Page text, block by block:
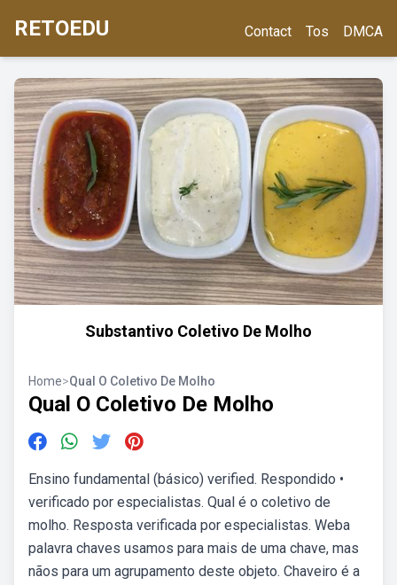
RETOEDU Contact Tos DMCA
Substantivo Coletivo De Molho
Home>Qual O Coletivo De Molho
Qual O Coletivo De Molho
Ensino fundamental (básico) verified. Respondido •
verificado por especialistas. Qual é o coletivo de
molho. Resposta verificada por especialistas. Weba
palavra chaves usamos para mais de uma chave, mas
nãos para um agrupamento deste objeto. Chaveiro é a